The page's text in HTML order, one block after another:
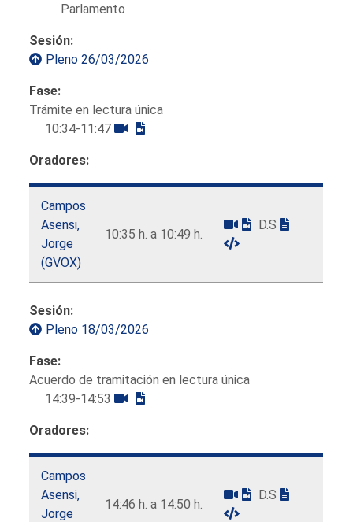
Parlamento
Sesión:
Pleno 26/03/2026
Fase:
Trámite en lectura única
10:34-11:47
Oradores:
Campos
Asensi,
Jorge
(GVOX)
10:35 h. a 10:49 h.
D.S
Sesión:
Pleno 18/03/2026
Fase:
Acuerdo de tramitación en lectura única
14:39-14:53
Oradores:
Campos
Asensi,
Jorge
14:46 h. a 14:50 h.
D.S